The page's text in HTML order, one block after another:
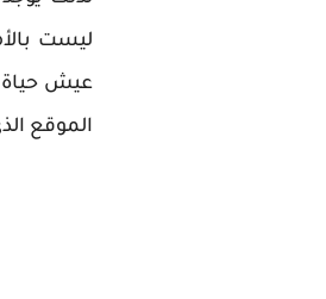
ليست
عيش حياة
الموقع